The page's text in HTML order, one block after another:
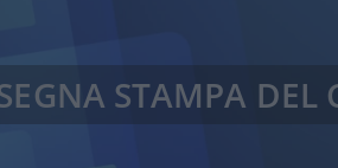
STAMPA DEL